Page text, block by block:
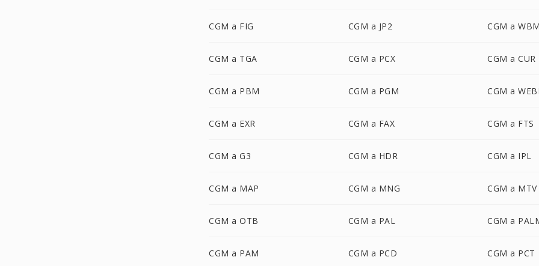
CGM a FIG CGM a JP2 CGM a
CGM a TGA CGM a PCX CGM a CUR
CGM a PBM CGM a PGM CGM a
CGM a EXR CGM a FAX CGM a FTS
CGM a G3 CGM a HDR CGM a IPL
CGM a MAP CGM a MNG CGM a MTV
CGM a OTB CGM a PAL CGM a
CGM a PAM CGM a PCD CGM a PCT